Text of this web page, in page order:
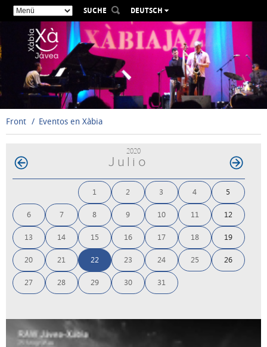
SUCHE
DEUTSCH
ESPAÑOL
VALENCIÀ
FRANÇAIS
РУССКИЙ
Front Eventos en Xàbia
2020
Julio
1 2 3 4 5
6 7 8 9 10 11 12
13 14 15 16 17 18 19
20 21 22 23 24 25 26
27 28 29 30 31